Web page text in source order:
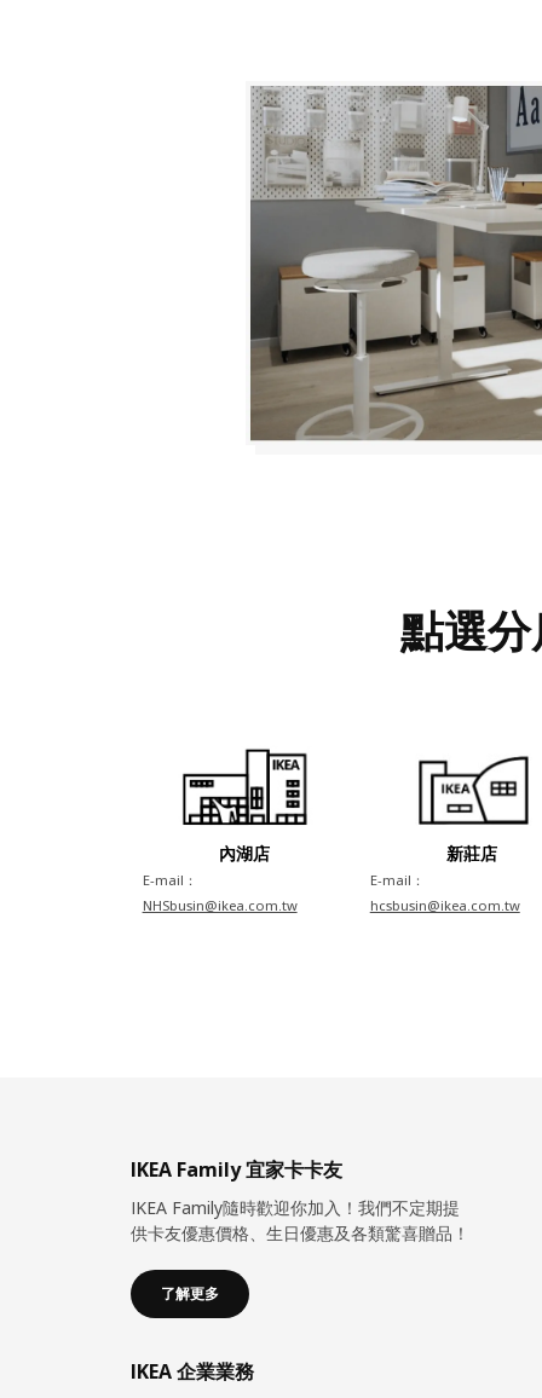
點選
內湖店
E-mail：
NHSbusin@ikea.com.tw
新莊店
E-mail：
hcsbusin@ikea.com.tw
IKEA Family 宜家卡卡友
IKEA Family隨時歡迎你加入！我們不定期提
供卡友優惠價格、生日優惠及各類驚喜贈品！
了解更多
IKEA 企業業務